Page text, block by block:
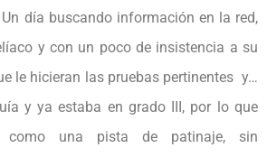
día buscando información en la red,
y con un poco de insistencia a su
le hicieran las pruebas pertinentes y…
y ya estaba en grado III, por lo que
como una pista de patinaje, sin